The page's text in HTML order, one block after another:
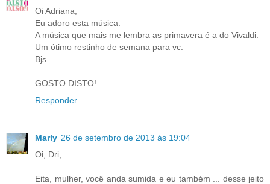
Oi Adriana,
Eu adoro esta música.
A música que mais me lembra as primavera é a do Vivaldi.
Um ótimo restinho de semana para vc.
Bjs
GOSTO DISTO!
Responder
Marly 26 de setembro de 2013 às 19:04
Oi, Dri,
Eita, mulher, você anda sumida e eu também ... desse jeito